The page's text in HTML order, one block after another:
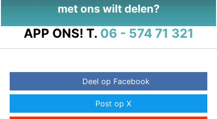
met ons wilt delen?
APP ONS! T. 06 - 574 71 321
Deel op Facebook
Post op X